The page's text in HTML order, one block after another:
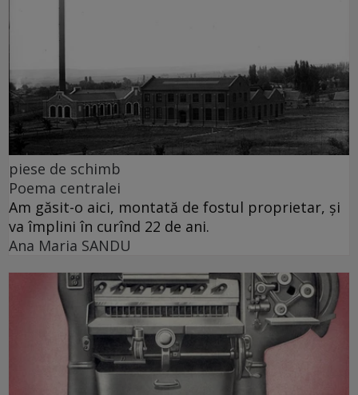
piese de schimb
Poema centralei
Am găsit-o aici, montată de fostul proprietar, și
va împlini în curînd 22 de ani.
Ana Maria SANDU